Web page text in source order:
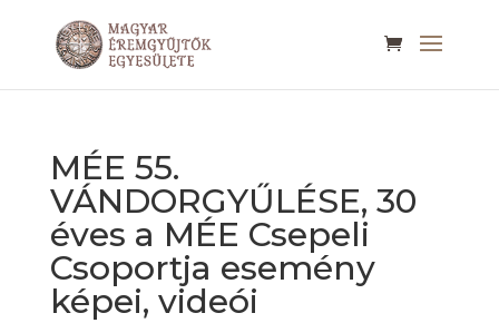
MÉE 55.
VÁNDORGYŰLÉSE, 30
éves a MÉE Csepeli
Csoportja esemény
képei, videói